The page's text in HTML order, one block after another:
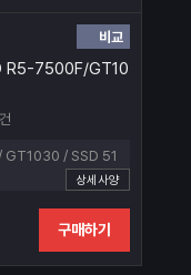
비교
R5-7500F/GT10
건
/ SSD 51
상세사양
구매하기